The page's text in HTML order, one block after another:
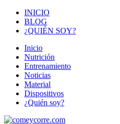
INICIO
BLOG
¿QUIÉN SOY?
Inicio
Nutrición
Entrenamiento
Noticias
Material
Dispositivos
¿Quién soy?